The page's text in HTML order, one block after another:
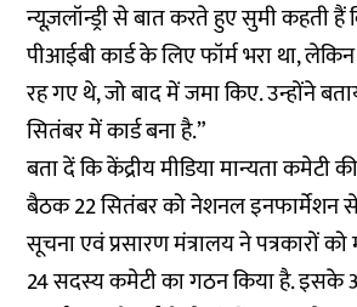
न्यूज़लॉन्ड्री से बात करते हुए सुमी कहती हैं
पीआईबी कार्ड के लिए फॉर्म भरा था,
रह गए थे, जो बाद में जमा किए. उन्होंने
सितंबर में कार्ड बना है.”
बता दें कि केंद्रीय मीडिया मान्यता कमेटी
बैठक 22 सितंबर को नेशनल इनफार्मेशन
सूचना एवं प्रसारण मंत्रालय ने पत्रकारों
24 सदस्य कमेटी का गठन किया है. इसके